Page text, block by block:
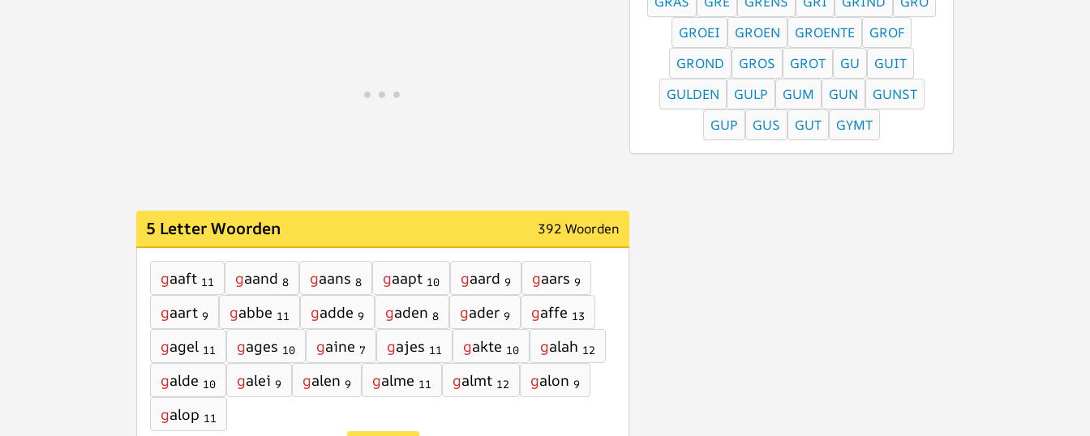
5 Letter Woorden 392 Woorden
gaaft 11 gaand 8 gaans 8 gaapt 10 gaard 9 gaars 9
gaart 9 gabbe 11 gadde 9 gaden 8 gader 9 gaffe 13
gagel 11 gages 10 gaine 7 gajes 11 gakte 10 galah 12
galde 10 galei 9 galen 9 galme 11 galmt 12 galon 9
galop 11
GROEI
GROEN GROENTE
GROF
GROND
GROS GROT GU
GUIT
GULDEN
GULP GUM GUN
GUNST
GUP
GUS GUT GYMT